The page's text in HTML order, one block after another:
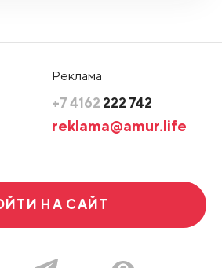
Реклама
+7 4162 222 742
reklama@amur.life
НА САЙТ